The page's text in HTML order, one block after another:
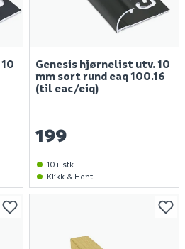
Genesis hjørnelist utv. 10
mm sort rund eaq 100.16
(til eac/eiq)
199
10+ stk
Klikk & Hent